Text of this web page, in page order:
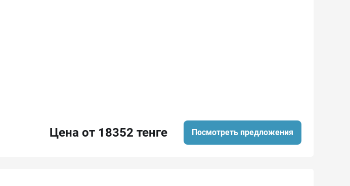
Цена от 18352 тенге Посмотреть предложения